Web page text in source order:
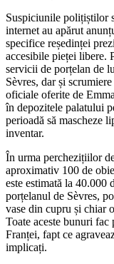
Suspiciunile polițiștilor
internet au apărut
specifice reședinței
accesibile pieței libere.
servicii de porțelan de
Sèvres, dar și
oficiale oferite de
în depozitele palatului
perioadă să mascheze
inventar.
În urma perchezițiilor
aproximativ 100 de
este estimată la 40.000
porțelanul de Sèvres,
vase din cupru și chiar
Toate aceste bunuri
Franței, fapt ce
implicați.